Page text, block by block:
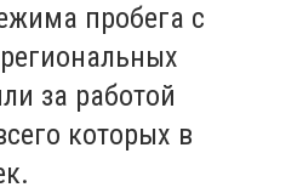
пробега с
за работой
которых в